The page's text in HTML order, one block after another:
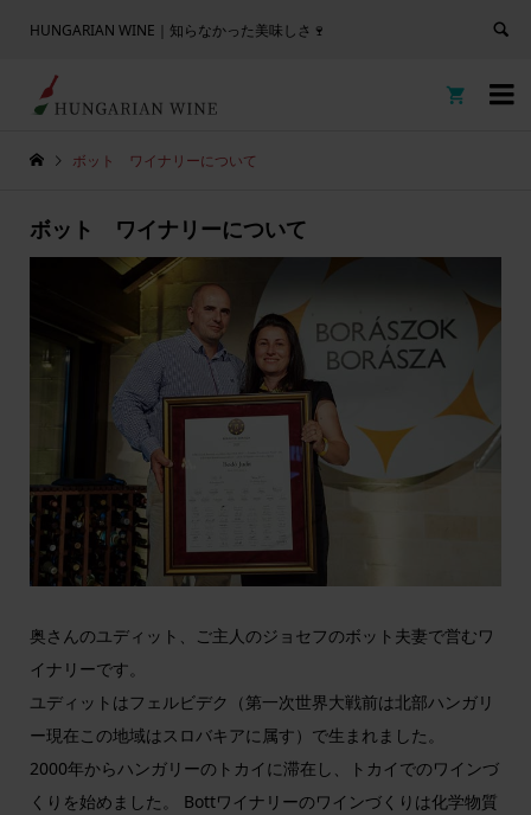
HUNGARIAN WINE｜知らなかった美味しさ🍷


ボット ワイナリーについて
ボット ワイナリーについて
奥さんのユディット、ご主人のジョセフのボット夫妻で営むワ
イナリーです。
ユディットはフェルビデク（第一次世界大戦前は北部ハンガリ
ー現在この地域はスロバキアに属す）で生まれました。
2000年からハンガリーのトカイに滞在し、トカイでのワインづ
くりを始めました。 Bottワイナリーのワインづくりは化学物質